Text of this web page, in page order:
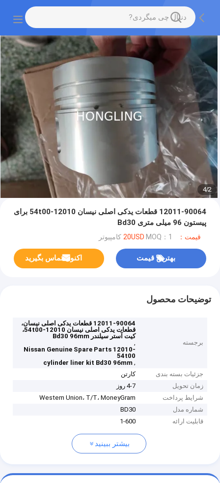
2
/
4
12011-90064 قطعات یدکی اصلی نیسان 12010-54t00 برای
پیستون 96 میلی متری Bd30
قیمت：20USD MOQ：1 کامپیوتر
بهترین قیمت اکنون تماس بگیرید
توضیحات محصول
برجسته
12011-90064 قطعات یدکی اصلی نیسان،
قطعات یدکی اصلی نیسان 12010-54t00،
کیت آستر سیلندر Bd30 96mm
,
Nissan Genuine Spare Parts 12010-
54t00
,
cylinder liner kit Bd30 96mm
جزئیات بسته بندی
کارتن
زمان تحویل
4-7 روز
شرایط پرداخت
Western Union، T/T، MoneyGram
شماره مدل
BD30
قابلیت ارائه
1-600
بیشتر ببینید